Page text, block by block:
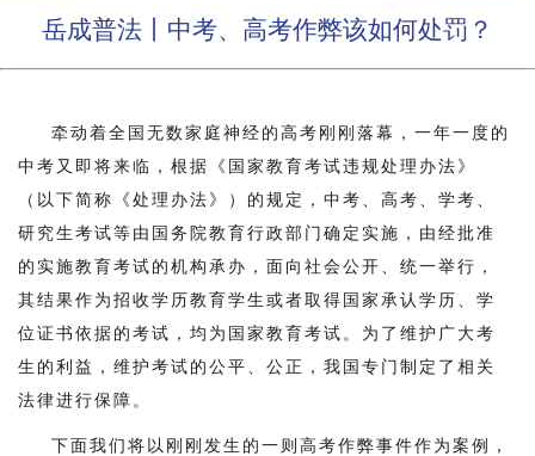
岳成普法丨中考、高考作弊该如何处罚？
牵动着全国无数家庭神经的高考刚刚落幕，一年一度的
中考又即将来临，根据《国家教育考试违规处理办法》
（以下简称《处理办法》）的规定，中考、高考、学考、
研究生考试等由国务院教育行政部门确定实施，由经批准
的实施教育考试的机构承办，面向社会公开、统一举行，
其结果作为招收学历教育学生或者取得国家承认学历、学
位证书依据的考试，均为国家教育考试。为了维护广大考
生的利益，维护考试的公平、公正，我国专门制定了相关
法律进行保障。
下面我们将以刚刚发生的一则高考作弊事件作为案例，